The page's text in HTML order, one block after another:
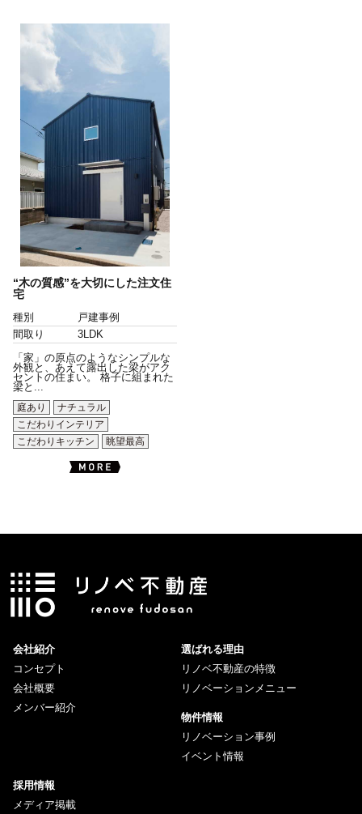
“木の質感”を大切にした注文住
宅
種別
戸建事例
間取り
3LDK
「家」の原点のようなシンプルな
外観と、あえて露出した梁がアク
セントの住まい。 格子に組まれた
梁と...
庭あり
ナチュラル
こだわりインテリア
こだわりキッチン
眺望最高
会社紹介
コンセプト
会社概要
メンバー紹介
選ばれる理由
リノベ不動産の特徴
リノベーションメニュー
物件情報
リノベーション事例
イベント情報
採用情報
メディア掲載